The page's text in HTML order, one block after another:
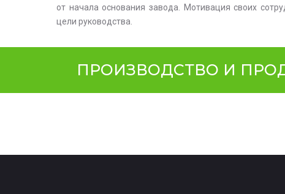
от начала основания завода. Мотивация своих
цели руководства.
ПРОИЗВОДСТВО И